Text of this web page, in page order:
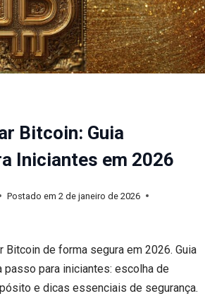
Bitcoin: Guia
Iniciantes em 2026
Postado em 2 de janeiro de 2026
Bitcoin de forma segura em 2026. Guia
para iniciantes: escolha de
e dicas essenciais de segurança.